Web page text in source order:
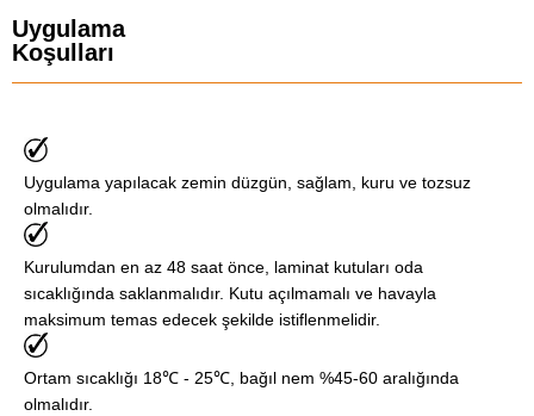
Uygulama
Koşulları
Uygulama yapılacak zemin düzgün, sağlam, kuru ve tozsuz
olmalıdır.
Kurulumdan en az 48 saat önce, laminat kutuları oda
sıcaklığında saklanmalıdır. Kutu açılmamalı ve havayla
maksimum temas edecek şekilde istiflenmelidir.
Ortam sıcaklığı 18℃ - 25℃, bağıl nem %45-60 aralığında
olmalıdır.